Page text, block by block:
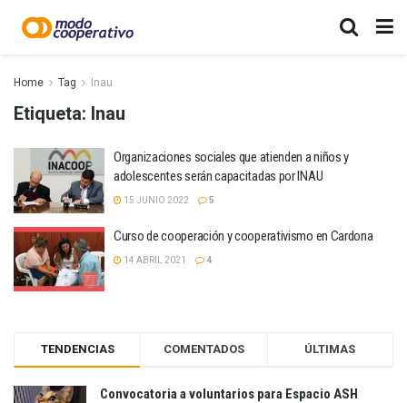
Home Tag Inau
Etiqueta: Inau
Organizaciones sociales que atienden a niños y
adolescentes serán capacitadas por INAU
15 JUNIO 2022 5
Curso de cooperación y cooperativismo en Cardona
14 ABRIL 2021 4
TENDENCIAS COMENTADOS ÚLTIMAS
Convocatoria a voluntarios para Espacio ASH